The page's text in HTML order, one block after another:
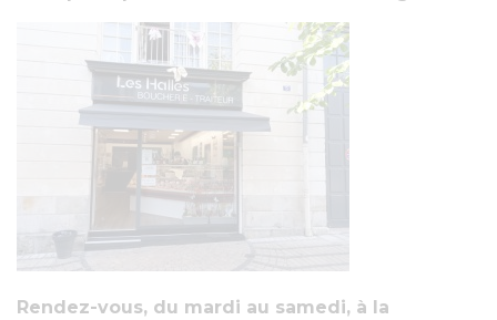
Rendez-vous, du mardi au samedi, à la